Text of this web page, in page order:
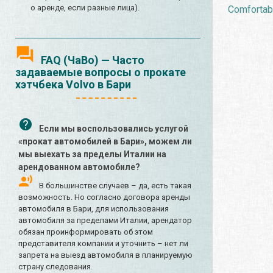
о аренде, если разные лица).
FAQ (ЧаВо) — Часто
задаваемые вопросы о прокате
хэтчбека Volvo в Бари
Если мы воспользовались услугой
«прокат автомобилей в Бари», можем ли
мы выехать за пределы Италии на
арендованном автомобиле?
В большинстве случаев – да, есть такая
возможность. Но согласно договора аренды
автомобиля в Бари, для использования
автомобиля за пределами Италии, арендатор
обязан проинформировать об этом
представителя компании и уточнить – нет ли
запрета на выезд автомобиля в планируемую
страну следования.